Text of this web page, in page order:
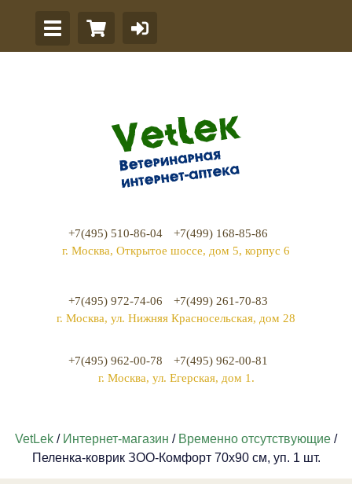
+7(495) 510-86-04
+7(499) 168-85-86
г. Москва, Открытое шоссе, дом 5, корпус 6
+7(495) 972-74-06
+7(499) 261-70-83
г. Москва, ул. Нижняя Красносельская, дом 28
+7(495) 962-00-78
+7(495) 962-00-81
г. Москва, ул. Егерская, дом 1.
VetLek / Интернет-магазин / Временно отсутствующие /
Пеленка-коврик ЗОО-Комфорт 70x90 см, уп. 1 шт.